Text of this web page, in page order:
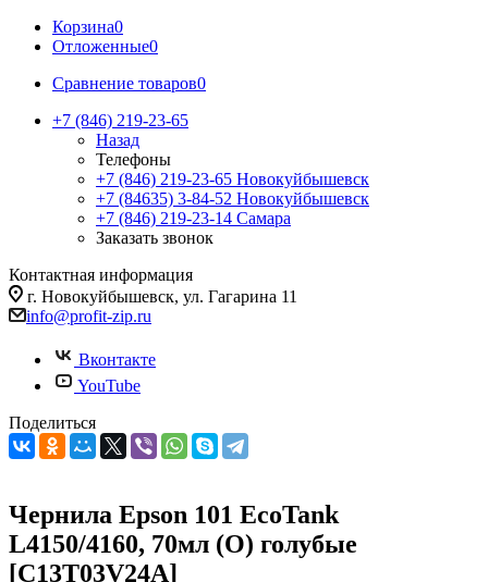
Корзина0
Отложенные0
Сравнение товаров0
+7 (846) 219-23-65
Назад
Телефоны
+7 (846) 219-23-65 Новокуйбышевск
+7 (84635) 3-84-52 Новокуйбышевск
+7 (846) 219-23-14 Самара
Заказать звонок
Контактная информация
г. Новокуйбышевск, ул. Гагарина 11
info@profit-zip.ru
Вконтакте
YouTube
Поделиться
Чернила Epson 101 EcoTank
L4150/4160, 70мл (О) голубые
[C13T03V24A]